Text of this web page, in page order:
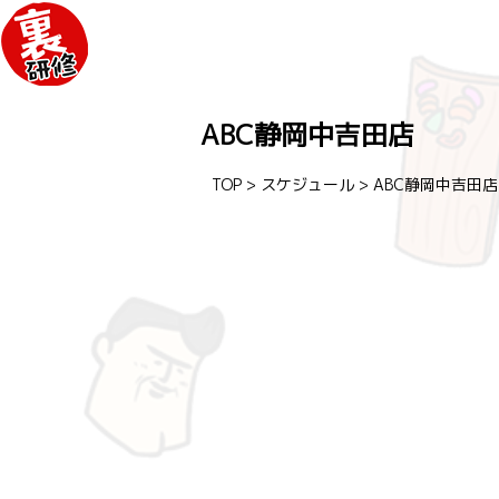
ABC静岡中吉田店
TOP > スケジュール > ABC静岡中吉田店